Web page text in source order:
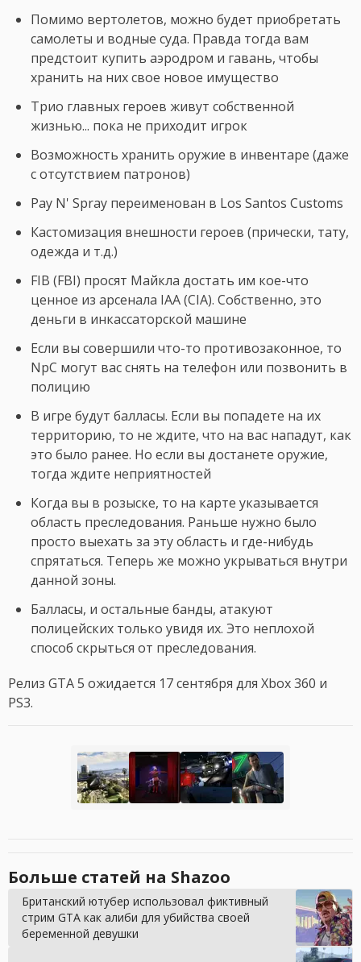
Помимо вертолетов, можно будет приобретать
самолеты и водные суда. Правда тогда вам
предстоит купить аэродром и гавань, чтобы
хранить на них свое новое имущество
Трио главных героев живут собственной
жизнью... пока не приходит игрок
Возможность хранить оружие в инвентаре (даже
с отсутствием патронов)
Pay N' Spray переименован в Los Santos Customs
Кастомизация внешности героев (прически, тату,
одежда и т.д.)
FIB (FBI) просят Майкла достать им кое-что
ценное из арсенала IAA (CIA). Собственно, это
деньги в инкассаторской машине
Если вы совершили что-то противозаконное, то
NpC могут вас снять на телефон или позвонить в
полицию
В игре будут балласы. Если вы попадете на их
территорию, то не ждите, что на вас нападут, как
это было ранее. Но если вы достанете оружие,
тогда ждите неприятностей
Когда вы в розыске, то на карте указывается
область преследования. Раньше нужно было
просто выехать за эту область и где-нибудь
спрятаться. Теперь же можно укрываться внутри
данной зоны.
Балласы, и остальные банды, атакуют
полицейских только увидя их. Это неплохой
способ скрыться от преследования.
Релиз GTA 5 ожидается 17 сентября для Xbox 360 и
PS3.
Больше статей на Shazoo
Британский ютубер использовал фиктивный
стрим GTA как алиби для убийства своей
беременной девушки